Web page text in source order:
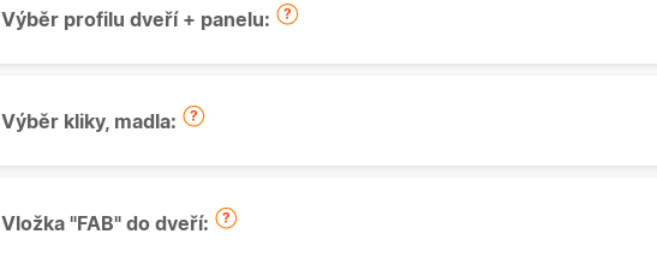
Výběr profilu dveří + panelu:
Výběr kliky, madla:
Vložka "FAB" do dveří: